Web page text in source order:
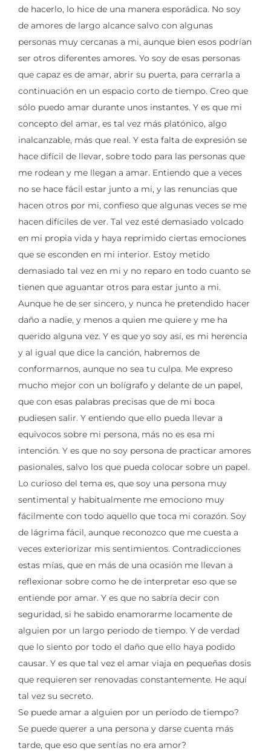
de hacerlo, lo hice de una manera esporádica. No soy
de amores de largo alcance salvo con algunas
personas muy cercanas a mi, aunque bien esos podrían
ser otros diferentes amores. Yo soy de esas personas
que capaz es de amar, abrir su puerta, para cerrarla a
continuación en un espacio corto de tiempo. Creo que
sólo puedo amar durante unos instantes. Y es que mi
concepto del amar, es tal vez más platónico, algo
inalcanzable, más que real. Y esta falta de expresión se
hace difícil de llevar, sobre todo para las personas que
me rodean y me llegan a amar. Entiendo que a veces
no se hace fácil estar junto a mi, y las renuncias que
hacen otros por mi, confieso que algunas veces se me
hacen difíciles de ver. Tal vez esté demasiado volcado
en mi propia vida y haya reprimido ciertas emociones
que se esconden en mi interior. Estoy metido
demasiado tal vez en mi y no reparo en todo cuanto se
tienen que aguantar otros para estar junto a mi.
Aunque he de ser sincero, y nunca he pretendido hacer
daño a nadie, y menos a quien me quiere y me ha
querido alguna vez. Y es que yo soy así, es mi herencia
y al igual que dice la canción, habremos de
conformarnos, aunque no sea tu culpa. Me expreso
mucho mejor con un bolígrafo y delante de un papel,
que con esas palabras precisas que de mi boca
pudiesen salir. Y entiendo que ello pueda llevar a
equivocos sobre mi persona, más no es esa mi
intención. Y es que no soy persona de practicar amores
pasionales, salvo los que pueda colocar sobre un papel.
Lo curioso del tema es, que soy una persona muy
sentimental y habitualmente me emociono muy
fácilmente con todo aquello que toca mi corazón. Soy
de lágrima fácil, aunque reconozco que me cuesta a
veces exteriorizar mis sentimientos. Contradicciones
estas mías, que en más de una ocasión me llevan a
reflexionar sobre como he de interpretar eso que se
entiende por amar. Y es que no sabría decir con
seguridad, si he sabido enamorarme locamente de
alguien por un largo periodo de tiempo. Y de verdad
que lo siento por todo el daño que ello haya podido
causar. Y es que tal vez el amar viaja en pequeñas dosis
que requieren ser renovadas constantemente. He aquí
tal vez su secreto.
Se puede amar a alguien por un período de tiempo?
Se puede querer a una persona y darse cuenta más
tarde, que eso que sentías no era amor?